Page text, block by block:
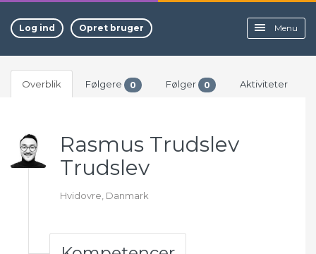
Log ind Opret bruger Menu
Overblik Følgere 0 Følger 0 Aktiviteter
Rasmus Trudslev
Trudslev
Hvidovre, Danmark